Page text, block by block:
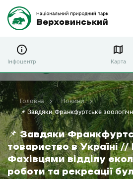
Інфоцентр Карта
📌 Завдяки
товариство в Україні //
Фахівцями відділу
роботи та рекреації
Головна
Новини
📌 Завдяки Франкфуртське